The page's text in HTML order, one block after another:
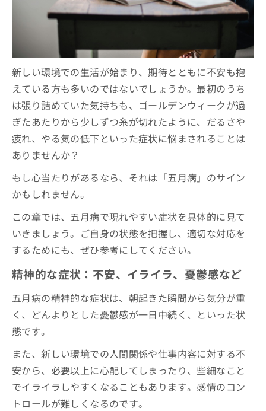
新しい環境での生活が始まり、期待とともに不安も抱
えている方も多いのではないでしょうか。最初のうち
は張り詰めていた気持ちも、ゴールデンウィークが過
ぎたあたりから少しずつ糸が切れたように、だるさや
疲れ、やる気の低下といった症状に悩まされることは
ありませんか？
もし心当たりがあるなら、それは「五月病」のサイン
かもしれません。
この章では、五月病で現れやすい症状を具体的に見て
いきましょう。ご自身の状態を把握し、適切な対応を
するためにも、ぜひ参考にしてください。
精神的な症状：不安、イライラ、憂鬱感など
五月病の精神的な症状は、朝起きた瞬間から気分が重
く、どんよりとした憂鬱感が一日中続く、といった状
態です。
また、新しい環境での人間関係や仕事内容に対する不
安から、必要以上に心配してしまったり、些細なこと
でイライラしやすくなることもあります。感情のコン
トロールが難しくなるのです。